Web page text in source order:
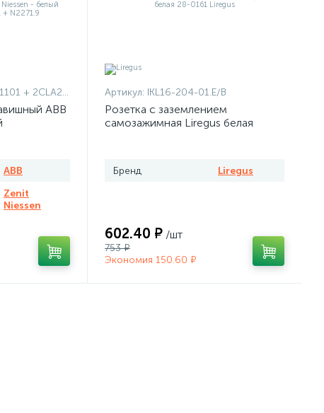
+ 2CLA227190N1001
ABB
ABB
Zenit
Niessen
Артикул: IKL16-204-01.E/B
Розетка с заземлением
самозажимная Liregus белая
Бренд Liregus
602.40 ₽ /шт
753 ₽
Экономия 150.60 ₽